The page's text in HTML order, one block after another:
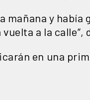
la mañana y
a la calle”,
en una